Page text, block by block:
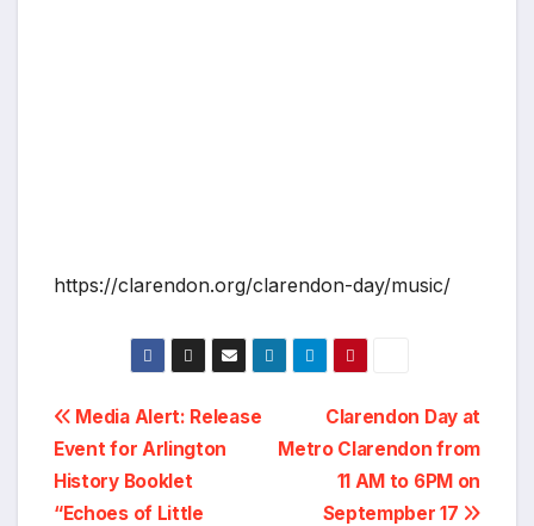
https://clarendon.org/clarendon-day/music/
Post
navigation
Clarendon Day at
Metro Clarendon from
11 AM to 6PM on
Septempber 17
Media Alert: Release
Event for Arlington
History Booklet
“Echoes of Little